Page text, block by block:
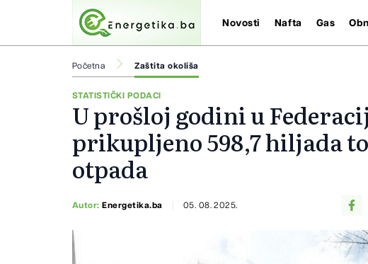
Novosti Nafta Gas
Početna Zaštita okoliša
STATISTIČKI PODACI
U prošloj godini u
prikupljeno 598,7 hiljada
otpada
Autor:Energetika.ba 05. 08. 2025.